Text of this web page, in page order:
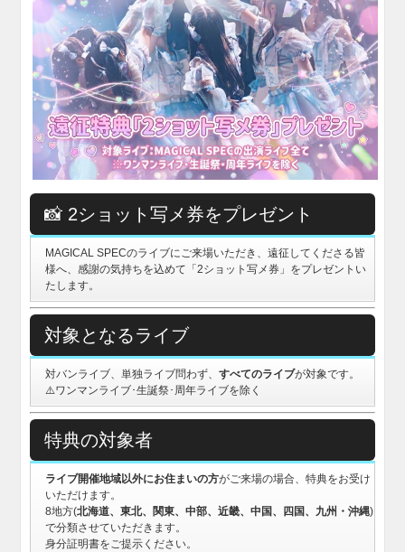
📸 2ショット写メ券をプレゼント
MAGICAL SPECのライブにご来場いただき、遠征してくださる皆
様へ、感謝の気持ちを込めて「2ショット写メ券」をプレゼントい
たします。
対象となるライブ
対バンライブ、単独ライブ問わず、すべてのライブが対象です。
⚠️ワンマンライブ･生誕祭･周年ライブを除く
特典の対象者
ライブ開催地域以外にお住まいの方がご来場の場合、特典をお受け
いただけます。
8地方(北海道、東北、関東、中部、近畿、中国、四国、九州・沖縄)
で分類させていただきます。
身分証明書をご提示ください。